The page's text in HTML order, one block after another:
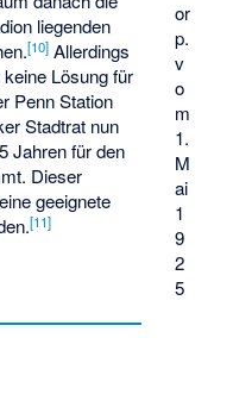
or
p.
v
o
m
1.
M
ai
1
9
2
5
liegenden
[10] Allerdings
Lösung für
Penn Station
Stadtrat nun
Jahren für den
Dieser
geeignete
[11]